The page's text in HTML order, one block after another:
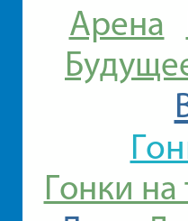
Арена
Гонки на